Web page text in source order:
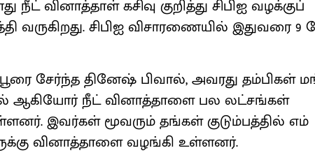
வினாத்​தாள் கசிவு குறித்து சிபிஐ வழக்​குப்
வரு​கிறது. சிபிஐ விசா​ரணை​யில் இது​வரை 9
சேர்ந்த தினேஷ் பிவால், அவரது தம்​பிகள்
ஆகியோர் நீட் வினாத்​தாளை பல லட்​சங்​கள்
இவர்​கள் மூவரும் தங்​கள் குடும்​பத்​தில் எம்​
வினாத்​தாளை வழங்கி உள்​ளனர்.